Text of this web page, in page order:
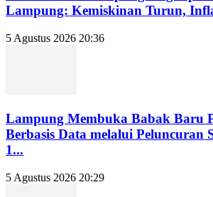
Lampung: Kemiskinan Turun,
5 Agustus 2026 20:36
Lampung Membuka Babak Baru
Berbasis Data melalui Peluncuran
1...
5 Agustus 2026 20:29